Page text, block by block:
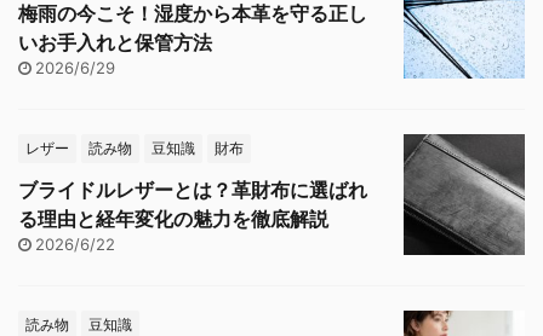
梅雨の今こそ！湿度から本革を守る正し
いお手入れと保管方法
2026/6/29
レザー 読み物 豆知識 財布
ブライドルレザーとは？革財布に選ばれ
る理由と経年変化の魅力を徹底解説
2026/6/22
読み物 豆知識